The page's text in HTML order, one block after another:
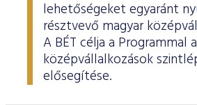
lehetőségeket egyaránt
résztvevő magyar
A BÉT célja a Programmal
középvállalkozások
elősegítése.